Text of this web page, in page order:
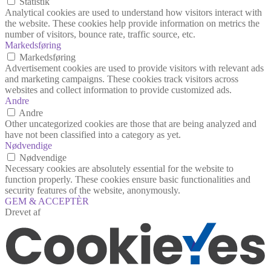
Analytical cookies are used to understand how visitors interact with
the website. These cookies help provide information on metrics the
number of visitors, bounce rate, traffic source, etc.
Markedsføring
Markedsføring
Advertisement cookies are used to provide visitors with relevant ads
and marketing campaigns. These cookies track visitors across
websites and collect information to provide customized ads.
Andre
Andre
Other uncategorized cookies are those that are being analyzed and
have not been classified into a category as yet.
Nødvendige
Nødvendige
Necessary cookies are absolutely essential for the website to
function properly. These cookies ensure basic functionalities and
security features of the website, anonymously.
GEM & ACCEPTÈR
Drevet af